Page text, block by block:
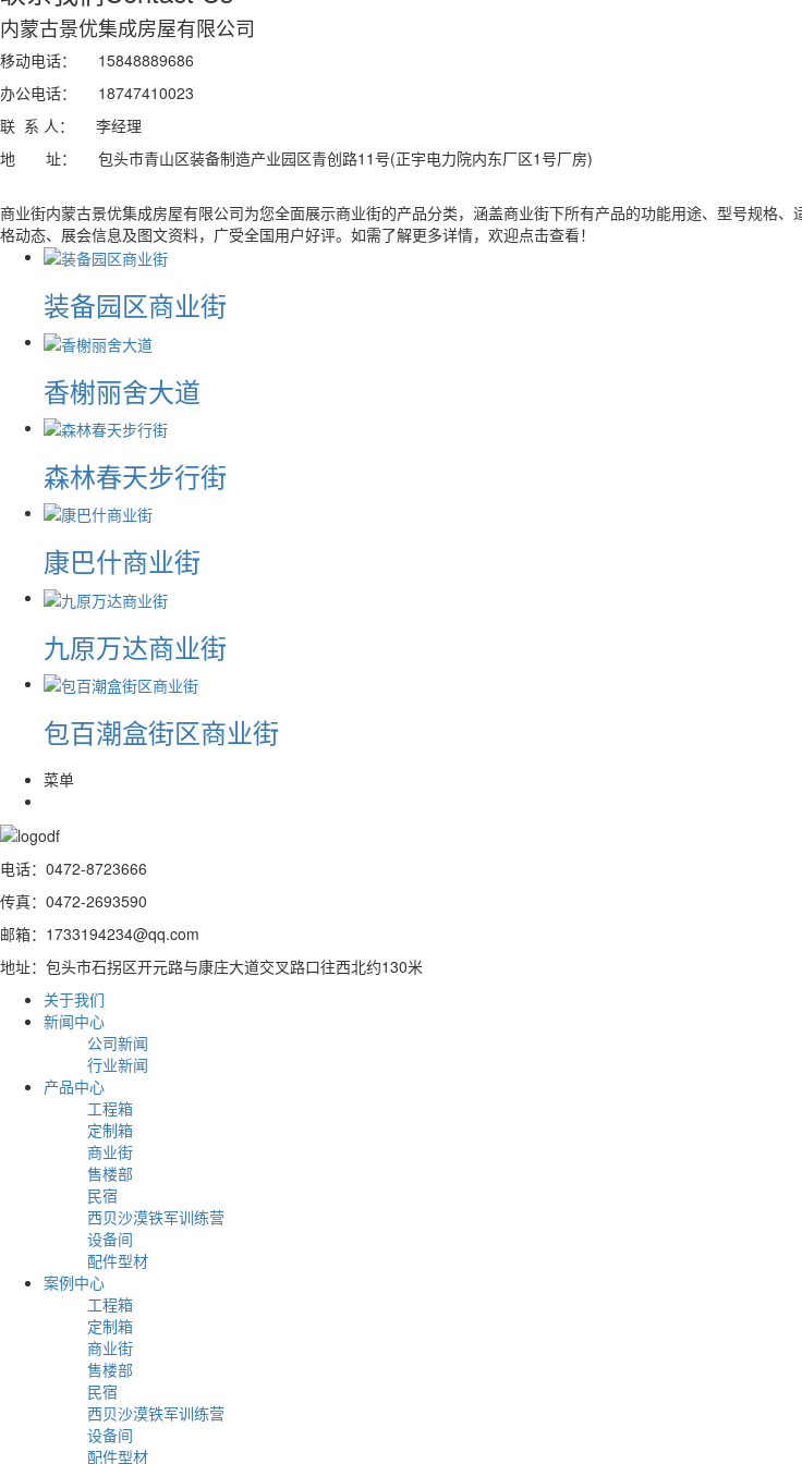
内蒙古景优集成房屋有限公司
移动电话： 15848889686
办公电话： 18747410023
联 系 人： 李经理
地 址： 包头市青山区装备制造产业园区青创路11号(正宇电力院内东厂区1号厂房)
商业街内蒙古景优集成房屋有限公司为您全面展示商业街的产品分类，涵盖商业街下所有产品的功能用途、型号规格
格动态、展会信息及图文资料，广受全国用户好评。如需了解更多详情，欢迎点击查看！
装备园区商业街
香榭丽舍大道
森林春天步行街
康巴什商业街
九原万达商业街
包百潮盒街区商业街
菜单
电话：0472-8723666
传真：0472-2693590
邮箱：1733194234@qq.com
地址：包头市石拐区开元路与康庄大道交叉路口往西北约130米
关于我们
新闻中心
公司新闻
行业新闻
产品中心
工程箱
定制箱
商业街
售楼部
民宿
西贝沙漠铁军训练营
设备间
配件型材
案例中心
工程箱
定制箱
商业街
售楼部
民宿
西贝沙漠铁军训练营
设备间
配件型材